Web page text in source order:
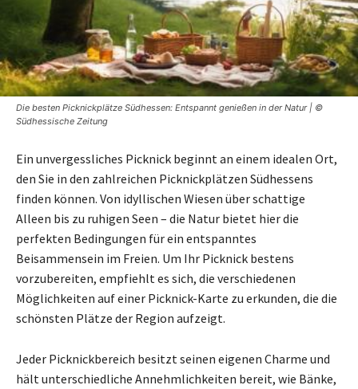
Die besten Picknickplätze Südhessen: Entspannt genießen in der Natur | ©
Südhessische Zeitung
Ein unvergessliches Picknick beginnt an einem idealen Ort,
den Sie in den zahlreichen Picknickplätzen Südhessens
finden können. Von idyllischen Wiesen über schattige
Alleen bis zu ruhigen Seen – die Natur bietet hier die
perfekten Bedingungen für ein entspanntes
Beisammensein im Freien. Um Ihr Picknick bestens
vorzubereiten, empfiehlt es sich, die verschiedenen
Möglichkeiten auf einer Picknick-Karte zu erkunden, die die
schönsten Plätze der Region aufzeigt.
Jeder Picknickbereich besitzt seinen eigenen Charme und
hält unterschiedliche Annehmlichkeiten bereit, wie Bänke,